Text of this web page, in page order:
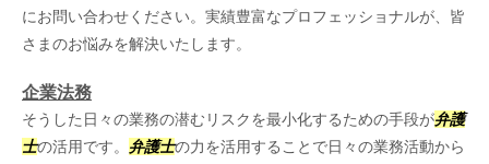
にお問い合わせください。実績豊富なプロフェッショナルが、皆
さまのお悩みを解決いたします。
企業法務
そうした日々の業務の潜むリスクを最小化するための手段が弁護
士の活用です。 弁護士の力を活用することで日々の業務活動から